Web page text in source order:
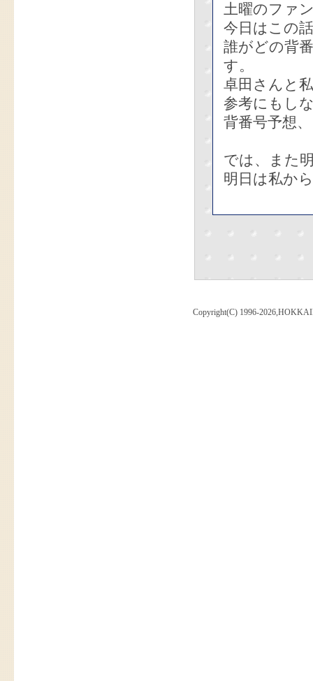
土曜のファ
今日はこの
誰がどの背
す。
卓田さんと
参考にもし
背番号予想
では、また
明日は私か
Copyright(C) 1996-